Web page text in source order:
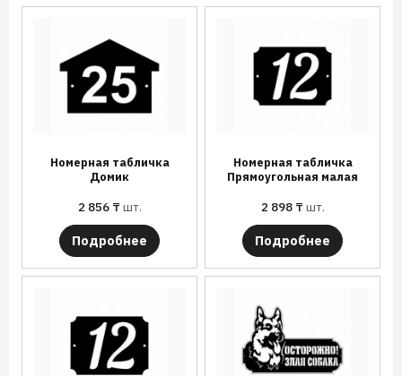
Номерная табличка
Домик
2 856 ₸шт.
Подробнее
Номерная табличка
Прямоугольная малая
2 898 ₸шт.
Подробнее